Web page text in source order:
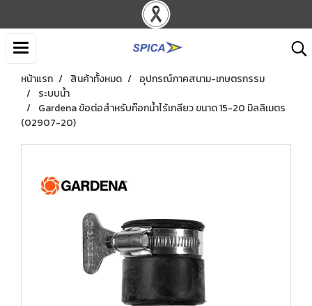
หน้าแรก สินค้าทั้งหมด
อุปกรณ์ภาคสนาม-เกษตรกรรม
ระบบน้ำ
Gardena ข้อต่อสำหรับก๊อกน้ำไร้เกลียว ขนาด 15-20 มิลลิเมตร
(02907-20)